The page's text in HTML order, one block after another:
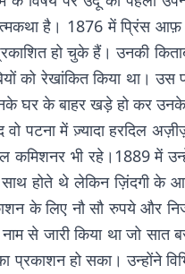
है। 1876 में प्रिंस
हो चुके हैं। उनकी
को रेखांकित किया था। उस
घर के बाहर खड़े हो कर
पटना में ज़्यादा हरदिल
कमिशनर भी रहे।1889 में
होते थे लेकिन ज़िंदगी के
के लिए नौ सौ रुपये और
से जारी किया था जो
हो सका। उन्होंने